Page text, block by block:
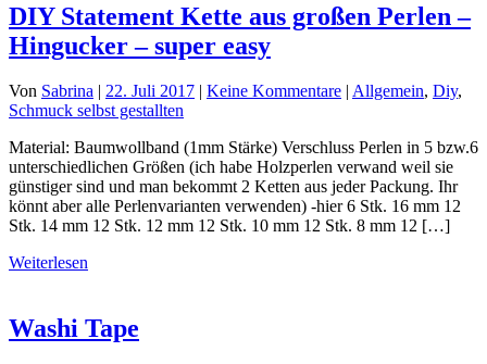
DIY Statement Kette aus großen Perlen –
Hingucker – super easy
Von Sabrina | 22. Juli 2017 | Keine Kommentare | Allgemein, Diy,
Schmuck selbst gestallten
Material: Baumwollband (1mm Stärke) Verschluss Perlen in 5 bzw.6
unterschiedlichen Größen (ich habe Holzperlen verwand weil sie
günstiger sind und man bekommt 2 Ketten aus jeder Packung. Ihr
könnt aber alle Perlenvarianten verwenden) -hier 6 Stk. 16 mm 12
Stk. 14 mm 12 Stk. 12 mm 12 Stk. 10 mm 12 Stk. 8 mm 12 […]
Weiterlesen
Washi Tape